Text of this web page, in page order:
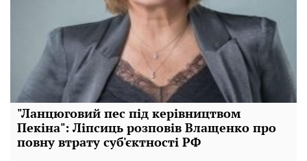
"Ланцюговий пес під керівництвом
Пекіна": Ліпсиць розповів Влащенко про
повну втрату суб'єктності РФ